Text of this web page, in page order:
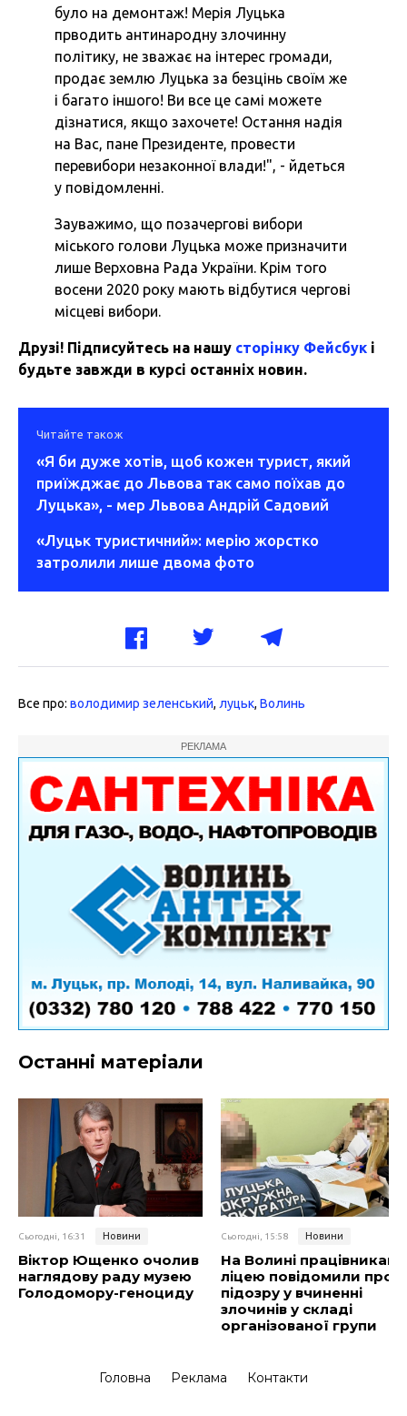
було на демонтаж! Мерія Луцька
прводить антинародну злочинну
політику, не зважає на інтерес громади,
продає землю Луцька за безцінь своїм же
і багато іншого! Ви все це самі можете
дізнатися, якщо захочете! Остання надія
на Вас, пане Президенте, провести
перевибори незаконної влади!", - йдеться
у повідомленні.
Зауважимо, що позачергові вибори
міського голови Луцька може призначити
лише Верховна Рада України. Крім того
восени 2020 року мають відбутися чергові
місцеві вибори.
Друзі! Підписуйтесь на нашу сторінку Фейсбук і
будьте завжди в курсі останніх новин.
Читайте також
«Я би дуже хотів, щоб кожен турист, який
приїжджає до Львова так само поїхав до
Луцька», - мер Львова Андрій Садовий
«Луцьк туристичний»: мерію жорстко
затролили лише двома фото
Все про: володимир зеленський, луцьк, Волинь
РЕКЛАМА
Останні матеріали
Сьогодні, 16:31 Новини
Віктор Ющенко очолив
наглядову раду музею
Голодомору-геноциду
Сьогодні, 15:58 Новини
На Волині працівникам
ліцею повідомили про
підозру у вчиненні
злочинів у складі
організованої групи
Головна Реклама Контакти